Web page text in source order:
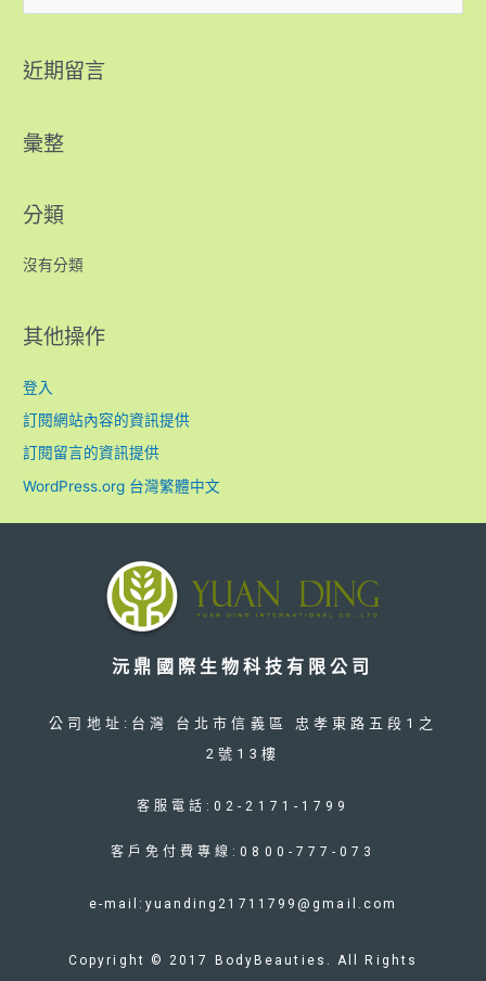
近期留言
彙整
分類
沒有分類
其他操作
登入
訂閱網站內容的資訊提供
訂閱留言的資訊提供
WordPress.org 台灣繁體中文
沅鼎國際生物科技有限公司
公司地址:台灣 台北市信義區 忠孝東路五段1之
2號13樓
客服電話:02-2171-1799
客戶免付費專線:0800-777-073
e-mail:yuanding21711799@gmail.com
Copyright © 2017 BodyBeauties. All Rights